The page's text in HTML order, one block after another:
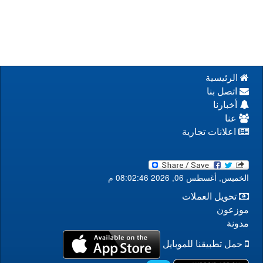
الرئيسية
اتصل بنا
أخبارنا
عنا
اعلانات تجارية
الخميس, أغسطس 06, 2026 08:02:46 م
تحويل العملات
موزعون
مدونة
حمل تطبيقنا للموبايل